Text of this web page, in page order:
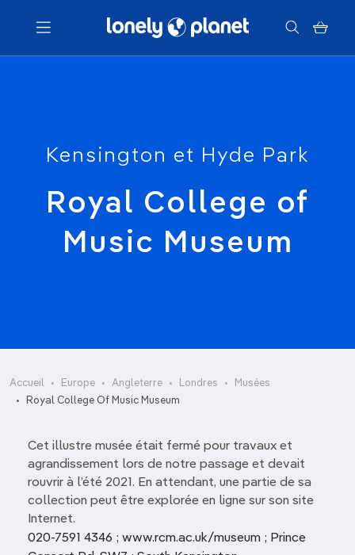
Menu
Kensington et Hyde Park
Royal College of
Music Museum
Accueil Europe Angleterre Londres
Musées
Royal College Of Music Museum
Cet illustre musée était fermé pour travaux et
agrandissement lors de notre passage et devait
rouvrir à l’été 2021. En attendant, une partie de sa
collection peut être explorée en ligne sur son site
Internet.
020-7591 4346 ; www.rcm.ac.uk/museum ; Prince